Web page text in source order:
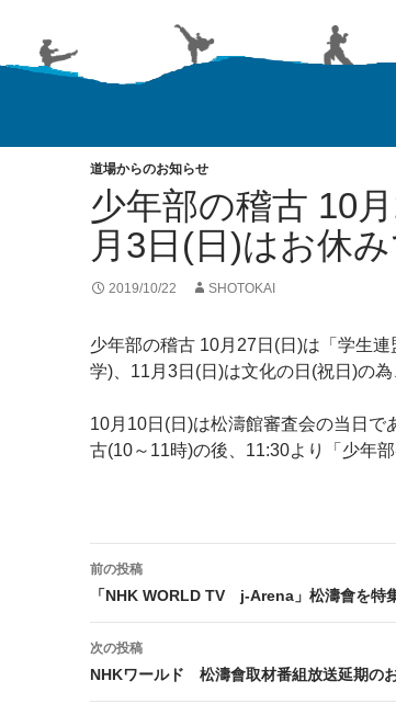
道場からのお知らせ
少年部の稽古 10
月3日(日)はお休み
2019/10/22 SHOTOKAI
少年部の稽古 10月27日(日)は「学生
学)、11月3日(日)は文化の日(祝日)の為
10月10日(日)は松濤館審査会の当日で
古(10～11時)の後、11:30より「少年
投
稿
ナ
ビ
前の投稿
「NHK WORLD TV j-Arena」松濤會を特
次の投稿
NHKワールド 松濤會取材番組放送延期の